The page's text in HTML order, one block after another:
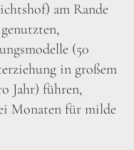
am Rande
(50
in großem
Jahr) führen,
Monaten für milde